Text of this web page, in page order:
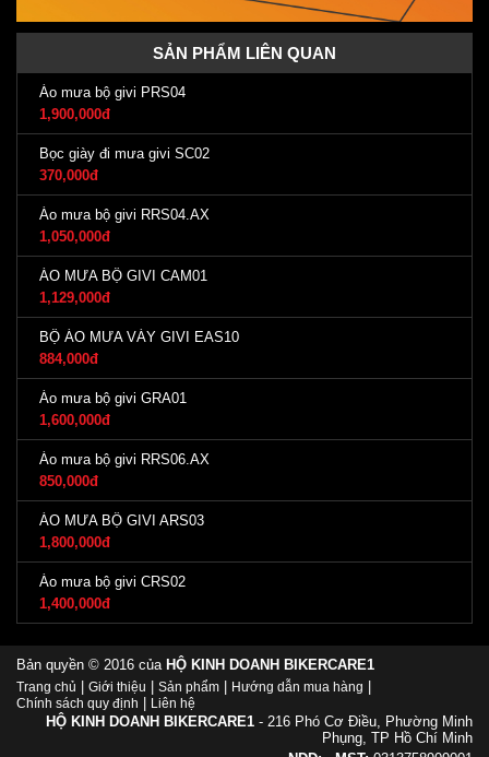
SẢN PHẨM LIÊN QUAN
Áo mưa bộ givi PRS04
1,900,000đ
Bọc giày đi mưa givi SC02
370,000đ
Áo mưa bộ givi RRS04.AX
1,050,000đ
ÁO MƯA BỘ GIVI CAM01
1,129,000đ
BỘ ÁO MƯA VÁY GIVI EAS10
884,000đ
Áo mưa bộ givi GRA01
1,600,000đ
Áo mưa bộ givi RRS06.AX
850,000đ
ÁO MƯA BỘ GIVI ARS03
1,800,000đ
Áo mưa bộ givi CRS02
1,400,000đ
Bản quyền © 2016 của HỘ KINH DOANH BIKERCARE1
Trang chủ Giới thiệu Sản phẩm Hướng dẫn mua hàng
Chính sách quy định Liên hệ
HỘ KINH DOANH BIKERCARE1 - 216 Phó Cơ Điều, Phường Minh
Phụng, TP Hồ Chí Minh